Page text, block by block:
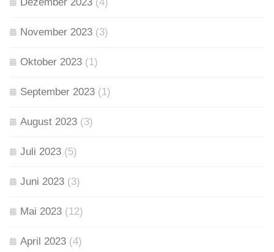
November 2023 (3)
Oktober 2023 (1)
September 2023 (1)
August 2023 (3)
Juli 2023 (5)
Juni 2023 (3)
Mai 2023 (12)
April 2023 (4)